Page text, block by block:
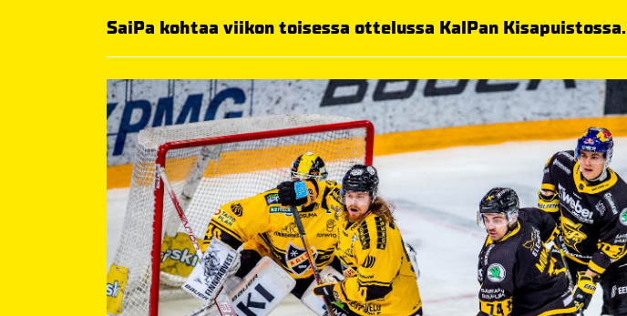
SaiPa kohtaa viikon toisessa ottelussa KalPan Kisapuistossa.